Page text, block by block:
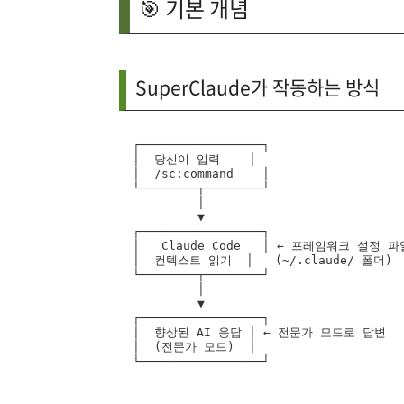
🎯 기본 개념
SuperClaude가 작동하는 방식
┌─────────────────┐
│  당신이 입력    │
│  /sc:command    │
└────────┬────────┘
┌─────────────────┐
│   Claude Code   │ ← 프레임워크 설정 파
│  컨텍스트 읽기  │   (~/.claude/ 폴더)
└────────┬────────┘
┌─────────────────┐
│  향상된 AI 응답 │ ← 전문가 모드로 답변
│  (전문가 모드)  │